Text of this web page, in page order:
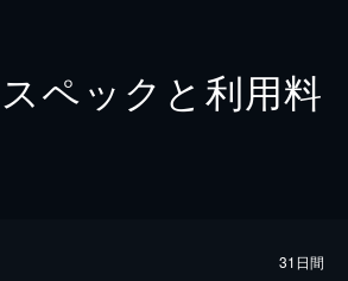
ペックと利用料
31日間